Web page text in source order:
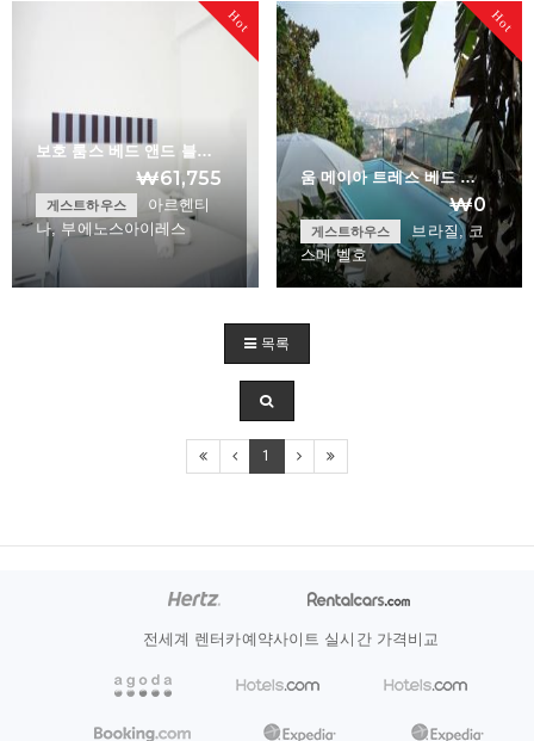
Hot
보호 룸스 베드 앤드 블…
₩61,755
게스트하우스
아르헨티
나, 부에노스아이레스
Hot
움 메이아 트레스 베드 …
₩0
게스트하우스
브라질, 코
스메 벨호
목록
1
전세계 렌터카예약사이트 실시간 가격비교